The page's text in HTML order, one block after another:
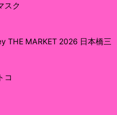
スク
THE MARKET 2026 日本橋三
コ